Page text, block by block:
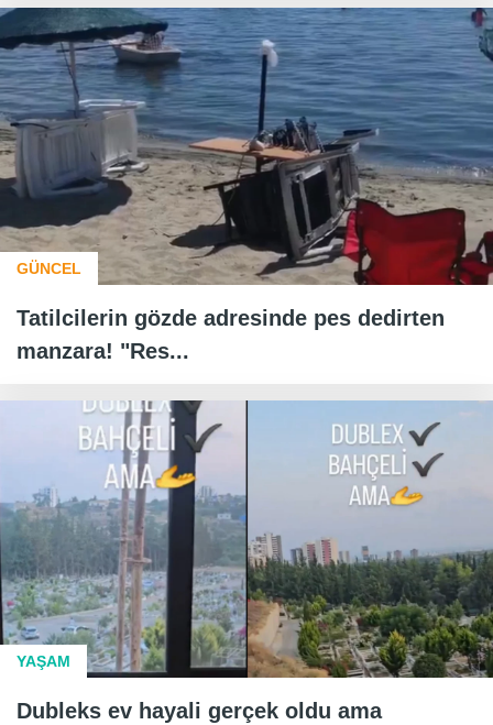
GÜNCEL
Tatilcilerin gözde adresinde pes dedirten
manzara! "Res...
YAŞAM
Dubleks ev hayali gerçek oldu ama